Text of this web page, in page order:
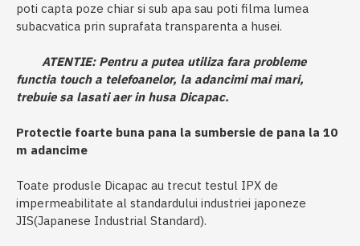
poti capta poze chiar si sub apa sau poti filma lumea
subacvatica prin suprafata transparenta a husei.
ATENTIE: Pentru a putea utiliza fara probleme
functia touch a telefoanelor, la adancimi mai mari,
trebuie sa lasati aer in husa Dicapac.
Protectie foarte buna pana la sumbersie de pana la 10
m adancime
Toate produsle Dicapac au trecut testul IPX de
impermeabilitate al standardului industriei japoneze
JIS(Japanese Industrial Standard).